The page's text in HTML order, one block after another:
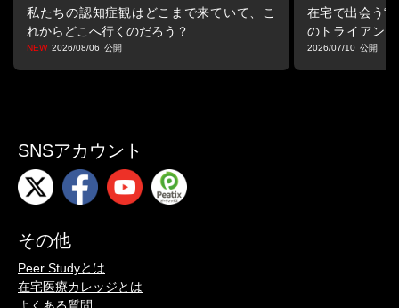
・Step3 クロージング
-リクエストする
5.まとめ
病棟以上に広く疾患を学び、幸せに生きる事を支えるケアの実践
のために！
今看護師として必要なことを学ぶためのプログラム
詳細はこちら
私たちの認知症観はどこまで来ていて、こ
れからどこへ行くのだろう？
2026/08/06
在宅で出会う“
のトライアン
る視点
2026/07/10
SNSアカウント
その他
Peer Studyとは
在宅医療カレッジとは